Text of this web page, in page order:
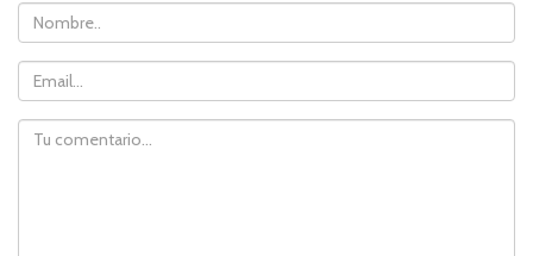
Nombre
Email
Comentario